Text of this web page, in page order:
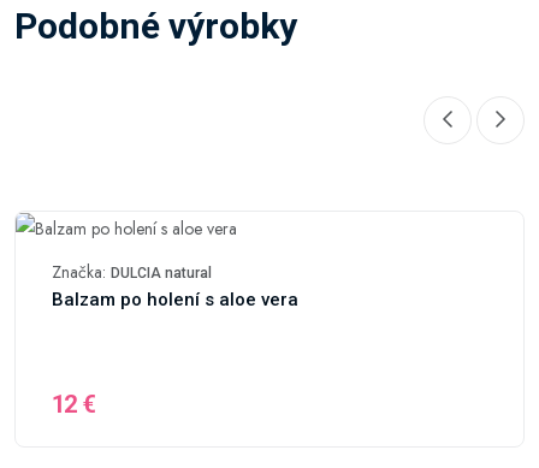
Podobné výrobky
Značka: DULCIA natural
Balzam po holení s aloe vera
12 €